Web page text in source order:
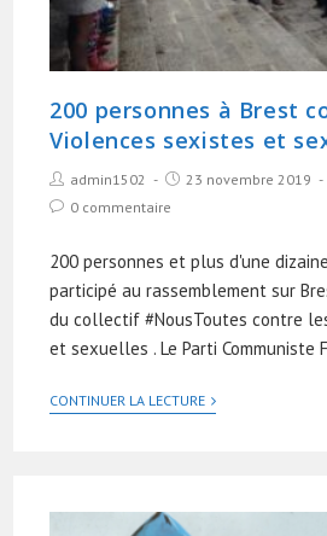
200 personnes à Brest
Violences sexistes et
admin1502 23 novembre 2019
0 commentaire
200 personnes et plus d'une
participé au rassemblement sur
du collectif #NousToutes contre
et sexuelles . Le Parti Communiste
CONTINUER LA LECTURE